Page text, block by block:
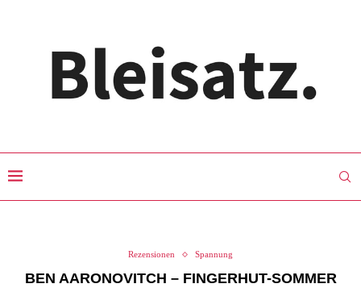
Rezensionen Spannung
BEN AARONOVITCH – FINGERHUT-SOMMER